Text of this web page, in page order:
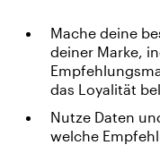
Mache deine
deiner Marke,
das Loyalität
Nutze Daten
welche